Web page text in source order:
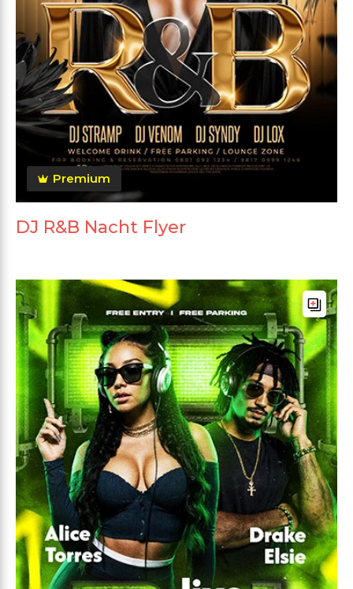
Premium
DJ R&B Nacht Flyer